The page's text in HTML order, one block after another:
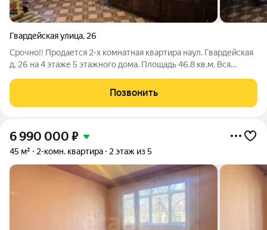
Гвардейская улица, 26
Срочно!! Продается 2-х комнатная квартира наул. Гвардейская
д. 26 на 4 этаже 5 этажного дома. Площадь 46.8 кв.м. Вся
соседи. Удобная транспортная развязка. Один взрослый
собственник, обременений
Позвонить
6 990 000 ₽
45 м² 2-комн. квартира 2 этаж из 5